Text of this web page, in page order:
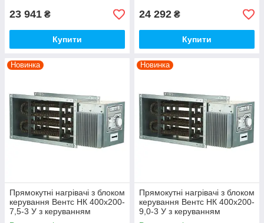
23 941 ₴
Купити
24 292 ₴
Купити
Новинка
Прямокутні нагрівачі з блоком
керування Вентс НК 400х200-
7,5-3 У з керуванням
Новинка
Прямокутні нагрівачі з блоком
керування Вентс НК 400х200-
9,0-3 У з керуванням